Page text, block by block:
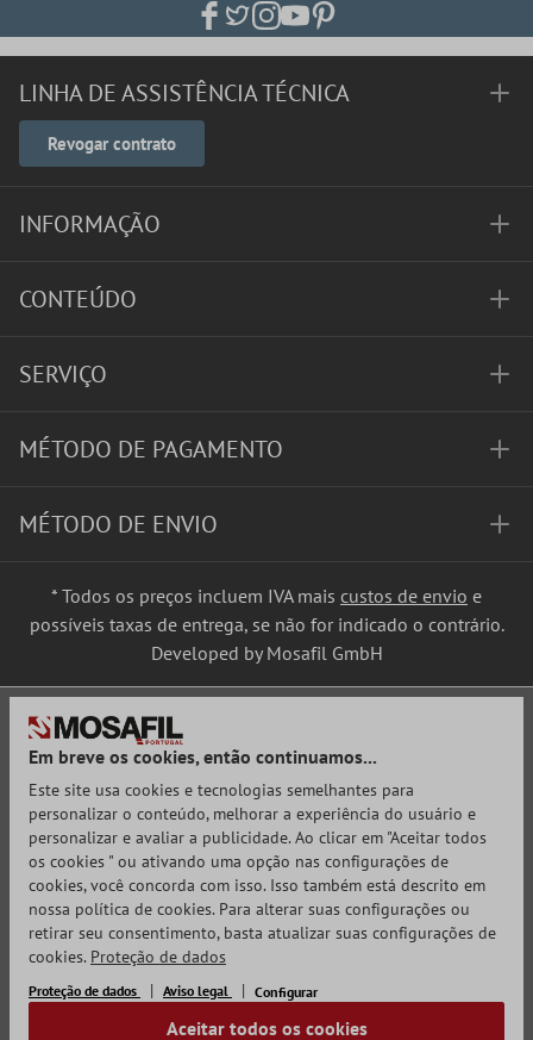
LINHA DE ASSISTÊNCIA TÉCNICA
Revogar contrato
INFORMAÇÃO
CONTEÚDO
SERVIÇO
MÉTODO DE PAGAMENTO
MÉTODO DE ENVIO
* Todos os preços incluem IVA mais custos de envio e
possíveis taxas de entrega, se não for indicado o contrário.
Developed by Mosafil GmbH
Em breve os cookies, então continuamos...
Este site usa cookies e tecnologias semelhantes para
personalizar o conteúdo, melhorar a experiência do usuário e
personalizar e avaliar a publicidade. Ao clicar em "Aceitar todos
os cookies " ou ativando uma opção nas configurações de
cookies, você concorda com isso. Isso também está descrito em
nossa política de cookies. Para alterar suas configurações ou
retirar seu consentimento, basta atualizar suas configurações de
cookies. Proteção de dados
Proteção de dados Aviso legal Configurar
Aceitar todos os cookies